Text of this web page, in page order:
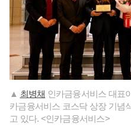
▲ 최병채 인카금융서비스 대표
카금융서비스 코스닥 상장 기념
고 있다. <인카금융서비스>